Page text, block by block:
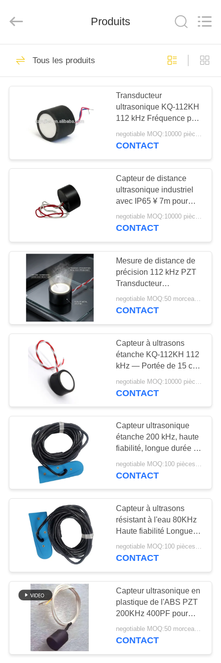
MAISON
PRODUITS
SUJET
NOUS
D'USINE
CONTRÔLE
DE
QUALITÉ
CONTACTEZ-
NOUS
DEMANDEZ
UNE
CITATION
PLAN
SITE
PRIVACY
POLICY
Co.,
Reserved.
Transducteur
ultrasonique de PZT
Transducteur
ultrasonique
médical
41
transducteur de
nettoyage
ultrasonique
22
Capteur de niveau
ultrasonique
28
Poudre de PZT
Anneau piézo-
électrique
27
Produits
Tous les produits
Transducteur
ultrasonique KQ-112KH
112 kHz Fréquence pour
l'automatisation et la
robotique
negotiable MOQ:10000 pièces (100 lots)
CONTACT
Capteur de distance
ultrasonique industriel
avec IP65 ¥ 7m pour
mesurer le niveau
negotiable MOQ:10000 pièces (100 lots)
CONTACT
Mesure de distance de
précision 112 kHz PZT
Transducteur
ultrasonique
piézoélectrique pour la
negotiable MOQ:50 morceaux/morceaux
CONTACT
Capteur à ultrasons
étanche KQ-112KH 112
kHz — Portée de 15 cm
à 7 m
CONTACT
Capteur ultrasonique
étanche 200 kHz, haute
fiabilité, longue durée de
negotiable MOQ:100 pièces / morceaux
CONTACT
Capteur à ultrasons
résistant à l'eau 80KHz
Haute fiabilité Longue
durée de vie
negotiable MOQ:100 pièces / morceaux
CONTACT
Capteur ultrasonique en
plastique de l'ABS PZT
200KHz 400PF pour
Anemobiagraph
negotiable MOQ:50 morceaux/morceaux
CONTACT